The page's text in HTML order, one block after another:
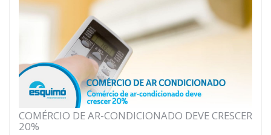
COMÉRCIO DE AR-CONDICIONADO DEVE CRESCER
20%